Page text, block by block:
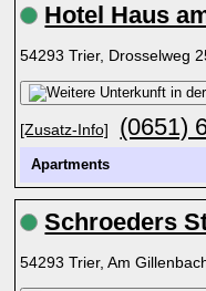
Hotel Haus
54293 Trier, Drosselweg
[Zusatz-Info] (0651)
Apartments
Schroeders
54293 Trier, Am